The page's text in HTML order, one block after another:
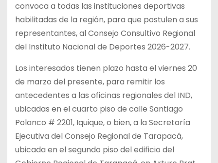
convoca a todas las instituciones deportivas
habilitadas de la región, para que postulen a sus
representantes, al Consejo Consultivo Regional
del Instituto Nacional de Deportes 2026-2027.
Los interesados tienen plazo hasta el viernes 20
de marzo del presente, para remitir los
antecedentes a las oficinas regionales del IND,
ubicadas en el cuarto piso de calle Santiago
Polanco # 2201, Iquique, o bien, a la Secretaría
Ejecutiva del Consejo Regional de Tarapacá,
ubicada en el segundo piso del edificio del